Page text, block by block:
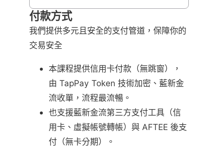
付款方式
我們提供多元且安全的支付管道，保障你的
交易安全
本課程提供信用卡付款（無跳窗），
由 TapPay Token 技術加密、藍新金
流收單，流程最流暢。
也支援藍新金流第三方支付工具（信
用卡、虛擬帳號轉帳）與 AFTEE 後支
付（無卡分期）。